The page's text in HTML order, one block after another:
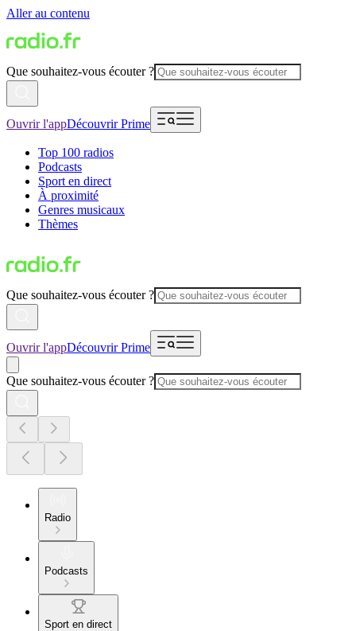
Aller au contenu
Que souhaitez-vous écouter ?
Ouvrir l'appDécouvrir Prime
Top 100 radios
Podcasts
Sport en direct
À proximité
Genres musicaux
Thèmes
Que souhaitez-vous écouter ?
Ouvrir l'appDécouvrir Prime
Que souhaitez-vous écouter ?
Radio
Podcasts
Sport en direct